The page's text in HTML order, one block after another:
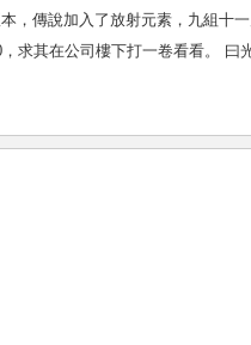
，傳說加入了放射元素，九組十
求其在公司樓下打一卷看看。 曰